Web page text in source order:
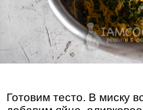
Готовим тесто. В миску